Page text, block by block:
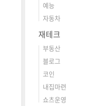
예능
자동차
재테크
부동산
블로그
코인
내집마련
쇼츠운영